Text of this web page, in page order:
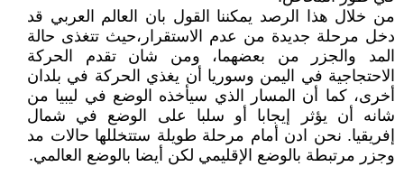
من خلال هذا الرصد يمكننا القول بان العالم العربي قد
دخل مرحلة جديدة من عدم الاستقرار،حيث تتغذى حالة
المد والجزر من بعضهما، ومن شان تقدم الحركة
الاحتجاجية في اليمن وسوريا أن يغذي الحركة في بلدان
أخرى، كما أن المسار الذي سيأخذه الوضع في ليبيا من
شانه أن يؤثر إيجابا أو سلبا على الوضع في شمال
إفريقيا. نحن ادن أمام مرحلة طويلة ستتخللها حالات مد
وجزر مرتبطة بالوضع الإقليمي لكن أيضا بالوضع العالمي.